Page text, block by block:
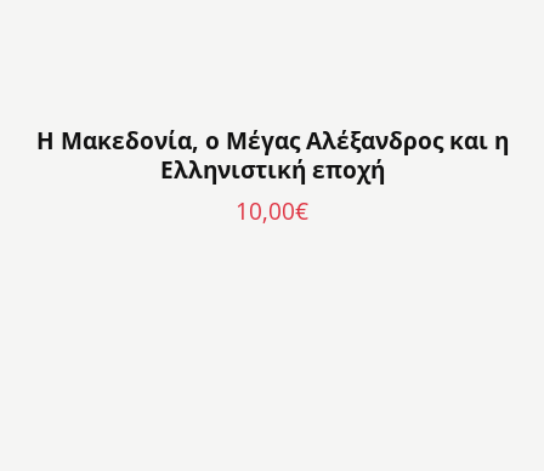
Η Μακεδονία, ο Μέγας Αλέξανδρος και η
Ελληνιστική εποχή
10,00€